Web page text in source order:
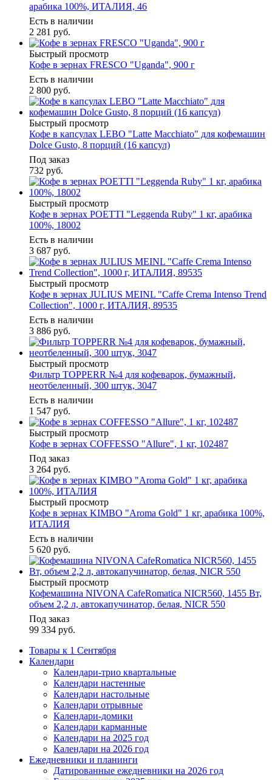
арабика 100%, ИТАЛИЯ, 46
Есть в наличии
2 281 руб.
Быстрый просмотр
Кофе в зернах FRESCO "Uganda", 900 г
Есть в наличии
2 800 руб.
Быстрый просмотр
Кофе в капсулах LEBO "Latte Macchiato" для кофемашин
Dolce Gusto, 8 порций (16 капсул)
Под заказ
732 руб.
Быстрый просмотр
Кофе в зернах POETTI "Leggenda Ruby" 1 кг, арабика
100%, 18002
Есть в наличии
3 687 руб.
Быстрый просмотр
Кофе в зернах JULIUS MEINL "Caffe Crema Intenso Trend
Collection", 1000 г, ИТАЛИЯ, 89535
Есть в наличии
3 886 руб.
Быстрый просмотр
Фильтр TOPPERR №4 для кофеварок, бумажный,
неотбеленный, 300 штук, 3047
Есть в наличии
1 547 руб.
Быстрый просмотр
Кофе в зернах COFFESSO "Allure", 1 кг, 102487
Под заказ
3 264 руб.
Быстрый просмотр
Кофе в зернах KIMBO "Aroma Gold" 1 кг, арабика 100%,
ИТАЛИЯ
Есть в наличии
5 620 руб.
Быстрый просмотр
Кофемашина NIVONA CafeRomatica NICR560, 1455 Вт,
объем 2,2 л, автокапучинатор, белая, NICR 550
Под заказ
99 334 руб.
Товары к 1 Сентября
Календари
Календари-трио квартальные
Календари настенные
Календари настольные
Календари отрывные
Календари-домики
Календари карманные
Календари на 2025 год
Календари на 2026 год
Ежедневники и планинги
Датированные ежедневники на 2026 год